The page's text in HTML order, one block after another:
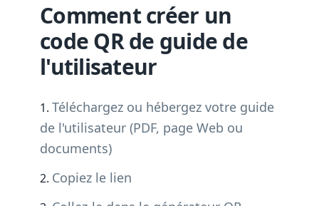
Comment créer un
code QR de guide de
l'utilisateur
Téléchargez ou hébergez votre guide
de l'utilisateur (PDF, page Web ou
documents)
Copiez le lien